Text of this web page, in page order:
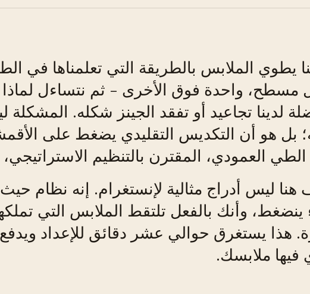
يطوي الملابس بالطريقة التي تعلمناها في
واحدة فوق الأخرى - ثم نتساءل لماذا
لدينا تجاعيد أو تفقد الجينز شكله.
بل هو أن التكديس التقليدي يضغط على
الطي العمودي، المقترن بالتنظيم
هنا ليس أدراج مثالية لإنستغرام. إنه نظام
وأنك بالفعل تلتقط الملابس التي
هذا يستغرق حوالي عشر دقائق للإعداد
فيها ملابسك.